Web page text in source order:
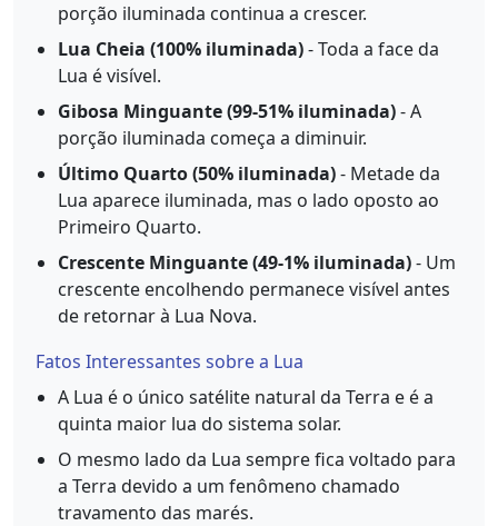
porção iluminada continua a crescer.
Lua Cheia (100% iluminada)- Toda a face da
Lua é visível.
Gibosa Minguante (99-51% iluminada)- A
porção iluminada começa a diminuir.
Último Quarto (50% iluminada)- Metade da
Lua aparece iluminada, mas o lado oposto ao
Primeiro Quarto.
Crescente Minguante (49-1% iluminada)- Um
crescente encolhendo permanece visível antes
de retornar à Lua Nova.
Fatos Interessantes sobre a Lua
A Lua é o único satélite natural da Terra e é a
quinta maior lua do sistema solar.
O mesmo lado da Lua sempre fica voltado para
a Terra devido a um fenômeno chamado
travamento das marés.